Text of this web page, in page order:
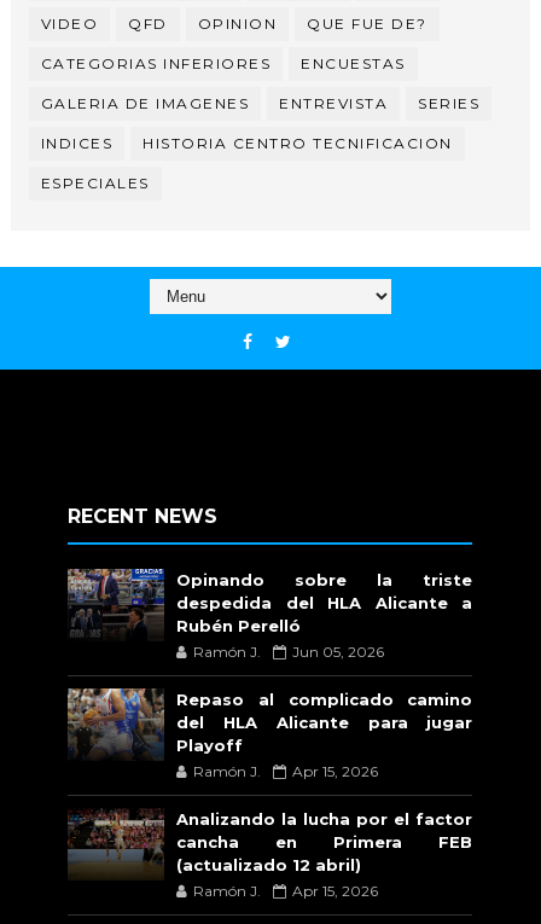
VIDEO QFD OPINION QUE FUE DE?
CATEGORIAS INFERIORES ENCUESTAS
GALERIA DE IMAGENES ENTREVISTA SERIES
INDICES HISTORIA CENTRO TECNIFICACION
ESPECIALES
RECENT NEWS
Opinando sobre la triste
despedida del HLA Alicante a
Rubén Perelló
Ramón J. Jun 05, 2026
Repaso al complicado camino
del HLA Alicante para jugar
Playoff
Ramón J. Apr 15, 2026
Analizando la lucha por el factor
cancha en Primera FEB
(actualizado 12 abril)
Ramón J. Apr 15, 2026